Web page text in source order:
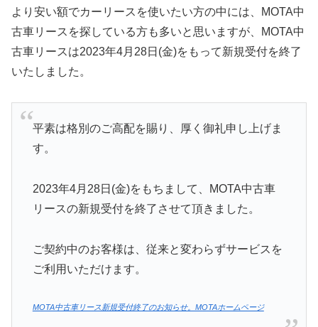
より安い額でカーリースを使いたい方の中には、MOTA中
古車リースを探している方も多いと思いますが、MOTA中
古車リースは2023年4月28日(金)をもって新規受付を終了
いたしました。
平素は格別のご高配を賜り、厚く御礼申し上げま
す。
2023年4月28日(金)をもちまして、MOTA中古車
リースの新規受付を終了させて頂きました。
ご契約中のお客様は、従来と変わらずサービスを
ご利用いただけます。
MOTA中古車リース新規受付終了のお知らせ。MOTAホームページ